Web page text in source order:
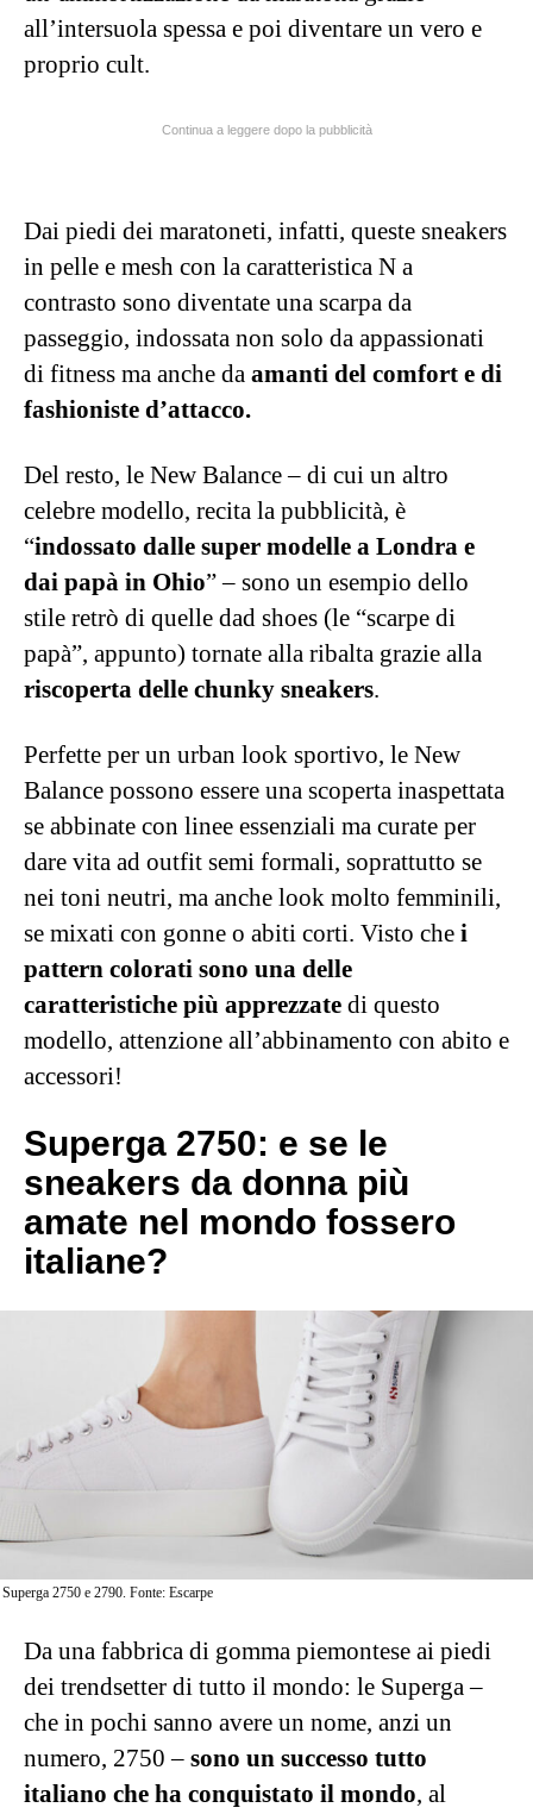
all’intersuola spessa e poi diventare un vero e
proprio cult.
Continua a leggere dopo la pubblicità
Dai piedi dei maratoneti, infatti, queste sneakers
in pelle e mesh con la caratteristica N a
contrasto sono diventate una scarpa da
passeggio, indossata non solo da appassionati
di fitness ma anche da amanti del comfort e di
fashioniste d’attacco.
Del resto, le New Balance – di cui un altro
celebre modello, recita la pubblicità, è
“indossato dalle super modelle a Londra e
dai papà in Ohio” – sono un esempio dello
stile retrò di quelle dad shoes (le “scarpe di
papà”, appunto) tornate alla ribalta grazie alla
riscoperta delle chunky sneakers.
Perfette per un urban look sportivo, le New
Balance possono essere una scoperta inaspettata
se abbinate con linee essenziali ma curate per
dare vita ad outfit semi formali, soprattutto se
nei toni neutri, ma anche look molto femminili,
se mixati con gonne o abiti corti. Visto che i
pattern colorati sono una delle
caratteristiche più apprezzate di questo
modello, attenzione all’abbinamento con abito e
accessori!
Superga 2750: e se le
sneakers da donna più
amate nel mondo fossero
italiane?
Superga 2750 e 2790. Fonte: Escarpe
Da una fabbrica di gomma piemontese ai piedi
dei trendsetter di tutto il mondo: le Superga –
che in pochi sanno avere un nome, anzi un
numero, 2750 – sono un successo tutto
italiano che ha conquistato il mondo, al